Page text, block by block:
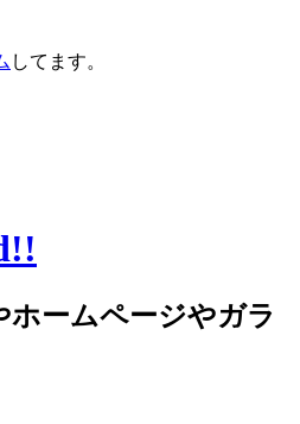
してます。
ホームページやガラ